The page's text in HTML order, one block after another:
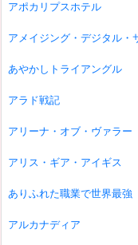
アポカリプスホテル
アメイジング・デジタル・
あやかしトライアングル
アラド戦記
アリーナ・オブ・ヴァラー
アリス・ギア・アイギス
ありふれた職業で世界最強
アルカナディア